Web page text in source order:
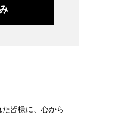
皆様に、心から